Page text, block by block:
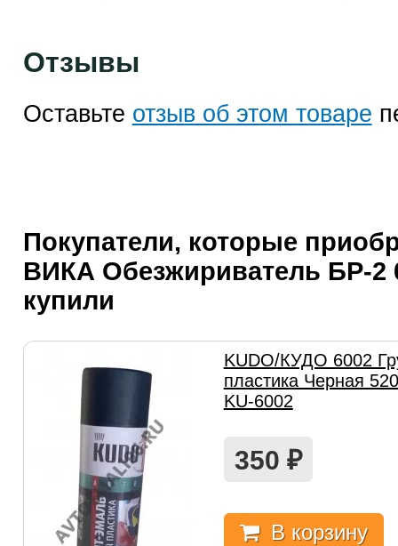
Отзывы
Оставьте отзыв об этом товаре
Покупатели, которые
ВИКА Обезжириватель БР-2
купили
KUDO/КУДО 6002
пластика Черная
KU-6002
350 ₽
В корзину